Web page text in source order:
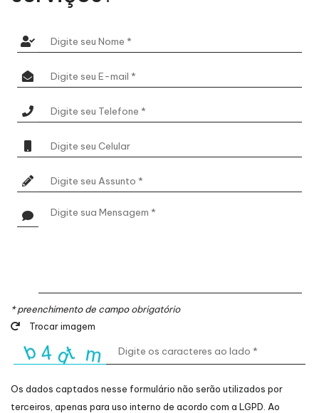
* preenchimento de campoobrigatório
Trocar imagem
Os dados captados nesse formulário não serão utilizados por
terceiros, apenas para uso interno de acordo com a LGPD . Ao